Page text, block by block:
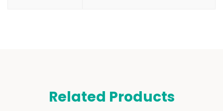
Related Products